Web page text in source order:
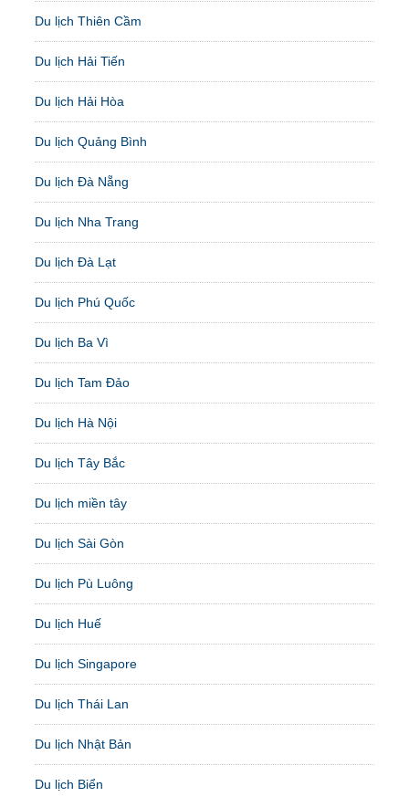
Du lịch Thiên Cầm
Du lịch Hải Tiến
Du lịch Hải Hòa
Du lịch Quảng Bình
Du lịch Đà Nẵng
Du lịch Nha Trang
Du lịch Đà Lạt
Du lịch Phú Quốc
Du lịch Ba Vì
Du lịch Tam Đảo
Du lịch Hà Nội
Du lịch Tây Bắc
Du lịch miền tây
Du lịch Sài Gòn
Du lịch Pù Luông
Du lịch Huế
Du lịch Singapore
Du lịch Thái Lan
Du lịch Nhật Bản
Du lịch Biển